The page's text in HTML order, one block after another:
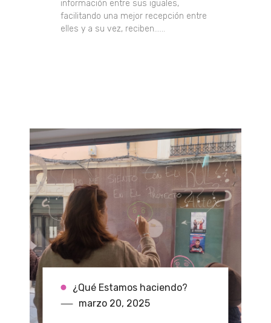
información entre sus iguales,
facilitando una mejor recepción entre
elles y a su vez, reciben......
¿Qué Estamos haciendo?
marzo 20, 2025